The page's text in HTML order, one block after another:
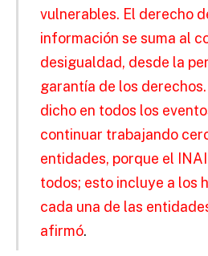
vulnerables. El derecho
información se suma al
desigualdad, desde la
garantía de los derechos.
dicho en todos los
continuar trabajando
entidades, porque el
todos; esto incluye a los
cada una de las
afirmó.